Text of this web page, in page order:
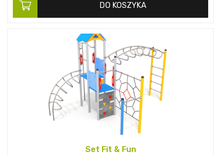
DO KOSZYKA
Set Fit & Fun